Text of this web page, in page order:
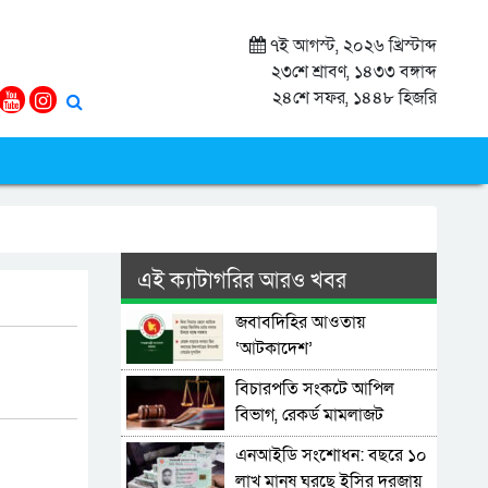
৭ই আগস্ট, ২০২৬ খ্রিস্টাব্দ
২৩শে শ্রাবণ, ১৪৩৩ বঙ্গাব্দ
২৪শে সফর, ১৪৪৮ হিজরি
এই ক্যাটাগরির আরও খবর
জবাবদিহির আওতায়
‘আটকাদেশ’
বিচারপতি সংকটে আপিল
বিভাগ, রেকর্ড মামলাজট
এনআইডি সংশোধন: বছরে ১০
লাখ মানুষ ঘুরছে ইসির দরজায়